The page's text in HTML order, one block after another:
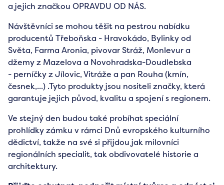
a jejich značkou OPRAVDU OD NÁS.
Návštěvníci se mohou těšit na pestrou nabídku
producentů Třeboňska - Hravokádo, Bylinky od
Světa, Farma Aronia, pivovar Stráž, Monlevur a
džemy z Mazelova a Novohradska-Doudlebska
- perníčky z Jílovic, Vitráže a pan Rouha (kmín,
česnek,...) .Tyto produkty jsou nositeli značky, která
garantuje jejich původ, kvalitu a spojení s regionem.
Ve stejný den budou také probíhat speciální
prohlídky zámku v rámci Dnů evropského kulturního
dědictví, takže na své si přijdou jak milovníci
regionálních specialit, tak obdivovatelé historie a
architektury.